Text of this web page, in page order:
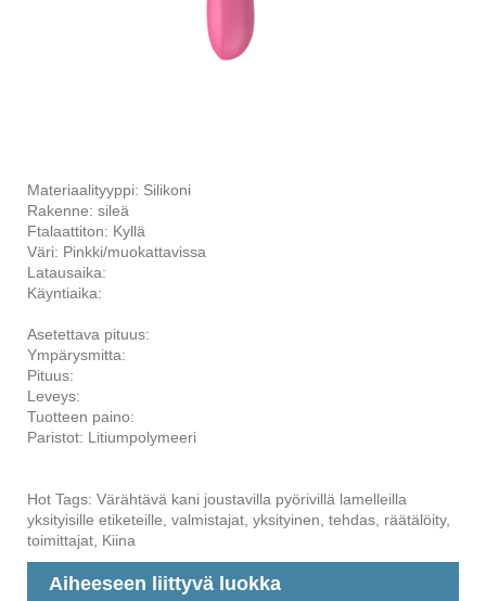
Materiaalityyppi: Silikoni
Rakenne: sileä
Ftalaattiton: Kyllä
Väri: Pinkki/muokattavissa
Latausaika:
Käyntiaika:
Asetettava pituus:
Ympärysmitta:
Pituus:
Leveys:
Tuotteen paino:
Paristot: Litiumpolymeeri
Hot Tags: Värähtävä kani joustavilla pyörivillä lamelleilla
yksityisille etiketeille, valmistajat, yksityinen, tehdas, räätälöity,
toimittajat, Kiina
Aiheeseen liittyvä luokka